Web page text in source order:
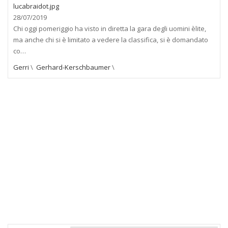
28/07/2019
Chi oggi pomeriggio ha visto in diretta la gara degli uomini èlite,
ma anche chi si è limitato a vedere la classifica, si è domandato
co…
Gerri \ Gerhard-Kerschbaumer\